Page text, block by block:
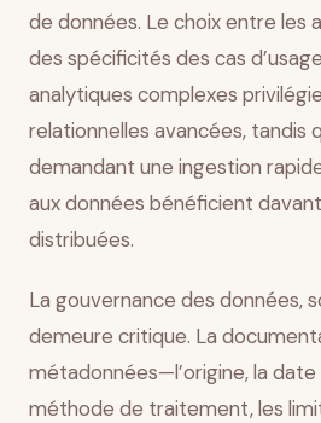
de données. Le choix entre les
des spécificités des cas
analytiques complexes
relationnelles avancées, tandis
demandant une ingestion
aux données bénéficient
distribuées.
La gouvernance des données,
demeure critique. La
métadonnées—l’origine, la date
méthode de traitement, les